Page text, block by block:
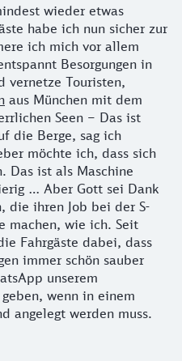
wieder etwas
habe ich nun sicher zur
ich mich vor allem
Besorgungen in
vernetze Touristen,
aus München mit dem
Seen – Das ist
die Berge, sag ich
möchte ich, dass sich
Das ist als Maschine
… Aber Gott sei Dank
die ihren Job bei der S-
machen, wie ich. Seit
Fahrgäste dabei, dass
immer schön sauber
unserem
wenn in einem
angelegt werden muss.